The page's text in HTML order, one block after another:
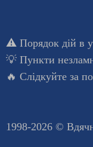
⚠️ Порядок дій в
💡 Пункти
🔥 Слідкуйте за
1998-2026 ©